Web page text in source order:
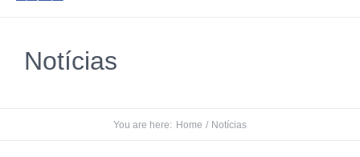
Notícias
You are here: Home / Notícias